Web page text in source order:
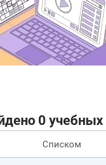
0 учебных
Списком